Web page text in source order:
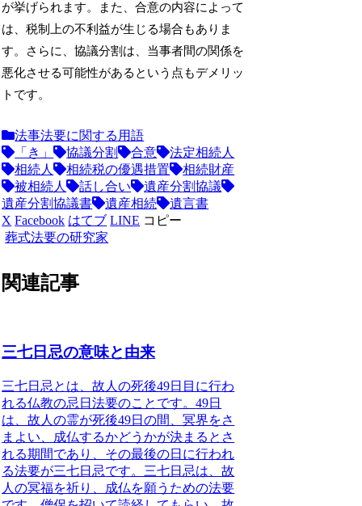
が挙げられます。また、合意の内容によって
は、税制上の不利益が生じる場合もありま
す。さらに、協議分割は、当事者間の関係を
悪化させる可能性があるという点もデメリッ
トです。
法事法要に関する用語
「き」
協議分割 合意
法定相続人
相続人
相続税の優遇措置
相続財産
被相続人
話し合い
遺産分割協議
遺産分割協議書
遺産相続
遺言書
X Facebook はてブ LINE コピー
葬式法要の研究家
関連記事
三七日忌の意味と由来
三七日忌とは、故人の死後49日目に行わ
れる仏教の忌日法要のことです。49日
は、故人の霊が死後49日の間、冥界をさ
まよい、成仏するかどうかが決まるとさ
れる期間であり、その最後の日に行われ
る法要が三七日忌です。三七日忌は、故
人の冥福を祈り、成仏を願うための法要